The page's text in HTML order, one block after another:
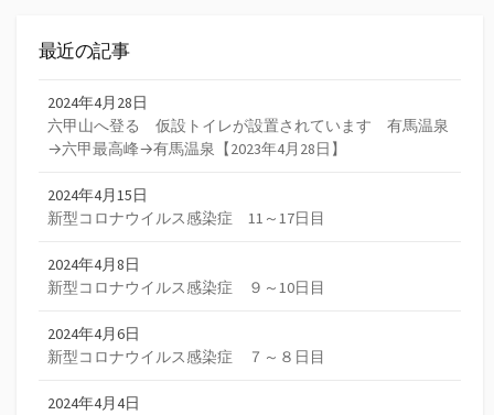
最近の記事
2024年4月28日
六甲山へ登る 仮設トイレが設置されています 有馬温泉
→六甲最高峰→有馬温泉【2023年4月28日】
2024年4月15日
新型コロナウイルス感染症 11～17日目
2024年4月8日
新型コロナウイルス感染症 ９～10日目
2024年4月6日
新型コロナウイルス感染症 ７～８日目
2024年4月4日